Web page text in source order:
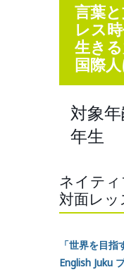
言葉
レス
生き
国際
対象
年生
ネイテ
対面レッ
「世界を目
English Juku